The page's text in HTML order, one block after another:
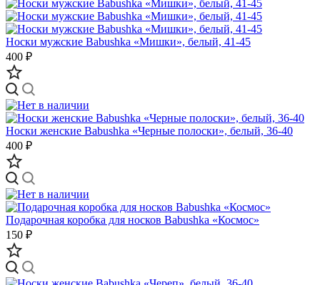
Носки мужские Babushka «Мишки», белый, 41-45
400 ₽
Носки женские Babushka «Черные полоски», белый, 36-40
400 ₽
Подарочная коробка для носков Babushka «Космос»
150 ₽